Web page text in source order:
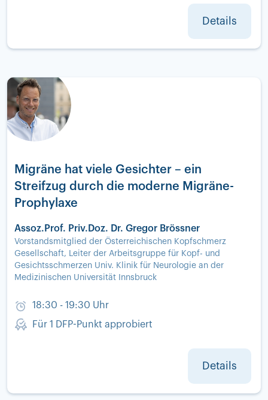
Details
Migräne hat viele Gesichter – ein
Streifzug durch die moderne Migräne-
Prophylaxe
Assoz.Prof. Priv.Doz. Dr. Gregor Brössner
Vorstandsmitglied der Österreichischen Kopfschmerz
Gesellschaft, Leiter der Arbeitsgruppe für Kopf- und
Gesichtsschmerzen Univ. Klinik für Neurologie an der
Medizinischen Universität Innsbruck
18:30 - 19:30 Uhr
Für 1 DFP-Punkt approbiert
Details